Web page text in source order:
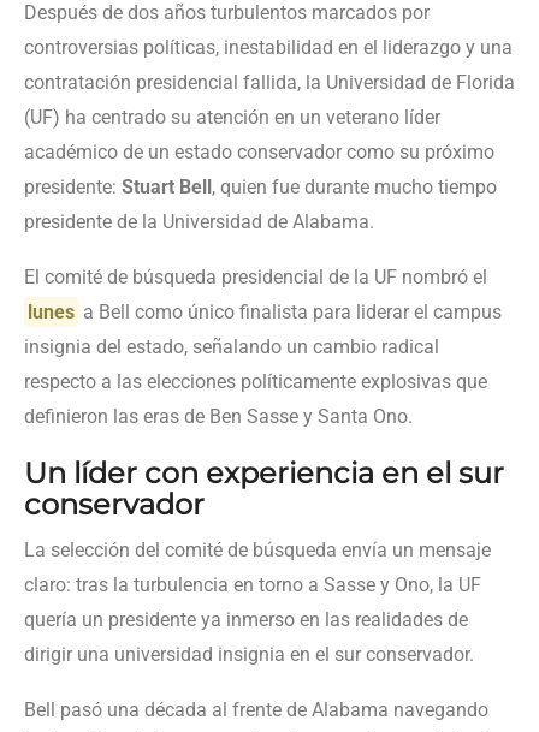
Después de dos años turbulentos marcados por
controversias políticas, inestabilidad en el liderazgo y una
contratación presidencial fallida, la Universidad de Florida
(UF) ha centrado su atención en un veterano líder
académico de un estado conservador como su próximo
presidente: Stuart Bell, quien fue durante mucho tiempo
presidente de la Universidad de Alabama.
El comité de búsqueda presidencial de la UF nombró el
lunes a Bell como único finalista para liderar el campus
insignia del estado, señalando un cambio radical
respecto a las elecciones políticamente explosivas que
definieron las eras de Ben Sasse y Santa Ono.
Un líder con experiencia en el sur
conservador
La selección del comité de búsqueda envía un mensaje
claro: tras la turbulencia en torno a Sasse y Ono, la UF
quería un presidente ya inmerso en las realidades de
dirigir una universidad insignia en el sur conservador.
Bell pasó una década al frente de Alabama navegando